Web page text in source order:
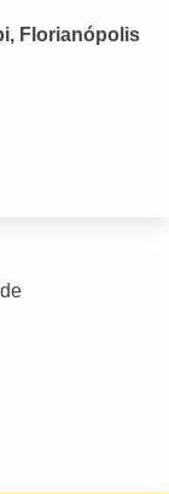
Florianópolis